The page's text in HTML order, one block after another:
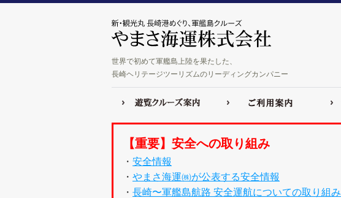
世界で初めて軍艦島上陸を果たした、
長崎ヘリテージツーリズムのリーディングカンパニー
【重要】安全への取り組み
・ 安全情報
・ やまさ海運㈱が公表する安全情報
・ 長崎〜軍艦島航路 安全運航についての取り組み